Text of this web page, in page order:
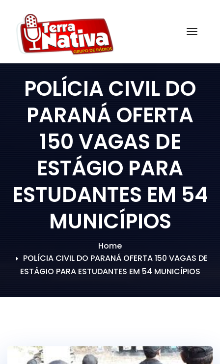
content
POLÍCIA CIVIL DO
PARANÁ OFERTA
150 VAGAS DE
ESTÁGIO PARA
ESTUDANTES EM 54
MUNICÍPIOS
Home
POLÍCIA CIVIL DO PARANÁ OFERTA 150 VAGAS DE
ESTÁGIO PARA ESTUDANTES EM 54 MUNICÍPIOS